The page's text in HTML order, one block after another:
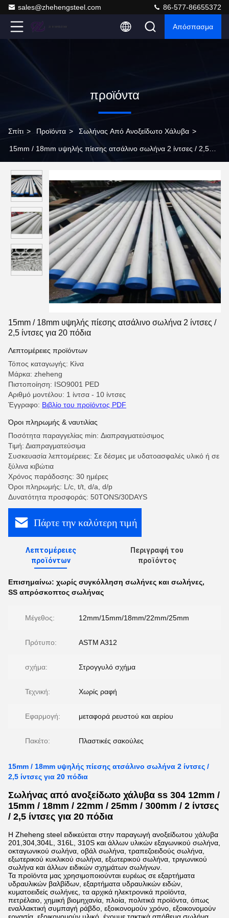
sales@zhehengsteel.com 86-577-86655372
Απόσπασμα
προϊόντα
Σπίτι > Προϊόντα > Σωλήνας Από Ανοξείδωτο Χάλυβα >
15mm / 18mm υψηλής πίεσης ατσάλινο σωλήνα 2 ίντσες / 2,5
15mm / 18mm υψηλής πίεσης ατσάλινο σωλήνα 2 ίντσες /
2,5 ίντσες για 20 πόδια
Λεπτομέρειες προϊόντων
Τόπος καταγωγής: Κίνα
Μάρκα: zheheng
Πιστοποίηση: ISO9001 PED
Αριθμό μοντέλου: 1 ίντσα - 10 ίντσες
Έγγραφο: Βιβλίο του προϊόντος PDF
Όροι πληρωμής & ναυτιλίας
Ποσότητα παραγγελίας min: Διαπραγματεύσιμος
Τιμή: Διαπραγματεύσιμα
Συσκευασία λεπτομέρειες: Σε δέσμες με υδατοασφαλές υλικό ή σε
ξύλινα κιβώτια
Χρόνος παράδοσης: 30 ημέρες
Όροι πληρωμής: L/c, t/t, d/a, d/p
Δυνατότητα προσφοράς: 50TONS/30DAYS
Πάρτε την καλύτερη τιμή
Λεπτομέρειες
προϊόντων
Περιγραφή του
προϊόντος
Επισημαίνω: χωρίς συγκόλληση σωλήνες και σωλήνες,
SS απρόσκοπτος σωλήνας
Μέγεθος: 12mm/15mm/18mm/22mm/25mm
Πρότυπο: ASTM A312
σχήμα: Στρογγυλό σχήμα
Τεχνική: Χωρίς ραφή
Εφαρμογή: μεταφορά ρευστού και αερίου
Πακέτο: Πλαστικές σακούλες
15mm / 18mm υψηλής πίεσης ατσάλινο σωλήνα 2 ίντσες /
2,5 ίντσες για 20 πόδια
Σωλήνας από ανοξείδωτο χάλυβα ss 304 12mm /
15mm / 18mm / 22mm / 25mm / 300mm / 2 ίντσες
/ 2,5 ίντσες για 20 πόδια
Η Zheheng steel ειδικεύεται στην παραγωγή ανοξείδωτου χάλυβα
201,304,304L, 316L, 310S και άλλων υλικών εξαγωνικού σωλήνα,
οκταγωνικού σωλήνα, οβάλ σωλήνα, τραπεζοειδούς σωλήνα,
εξωτερικού κυκλικού σωλήνα, εξωτερικού σωλήνα, τριγωνικού
σωλήνα και άλλων ειδικών σχημάτων σωλήνων.
Τα προϊόντα μας χρησιμοποιούνται ευρέως σε εξαρτήματα
υδραυλικών βαλβίδων, εξαρτήματα υδραυλικών ειδών,
κυματοειδείς σωλήνες, τα αρχικά ηλεκτρονικά προϊόντα,
πετρέλαιο, χημική βιομηχανία, πλοία, πολιτικά προϊόντα, όπως
εναλλακτική συμπαγή ράβδο, εξοικονομούν χρόνο, εξοικονομούν